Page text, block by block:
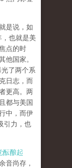
是说，如
也就是美
点的时
他国家。
了两个系
日志，而
更高。两
都与美国
中，而伊
引力，也
酝酿起
音尚存，